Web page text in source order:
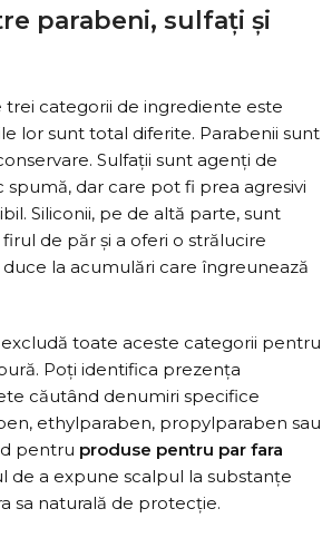
parabeni, sulfați și
trei categorii de ingrediente este
lor sunt total diferite. Parabenii sunt
Sulfații sunt agenți de
dar care pot fi prea agresivi
Siliconii, pe de altă parte, sunt
de păr și a oferi o strălucire
la acumulări care îngreunează
toate aceste categorii pentru
Poți identifica prezența
căutând denumiri specifice
ethylparaben, propylparaben sau
pentru produse pentru par fara
de a expune scalpul la substanțe
sa naturală de protecție.